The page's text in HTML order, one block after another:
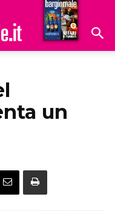
Hoteldomani
un